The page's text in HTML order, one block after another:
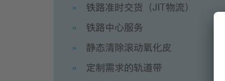
铁路准时交货（JIT物流）
铁路中心服务
静态清除滚动氧化皮
定制需求的轨道带